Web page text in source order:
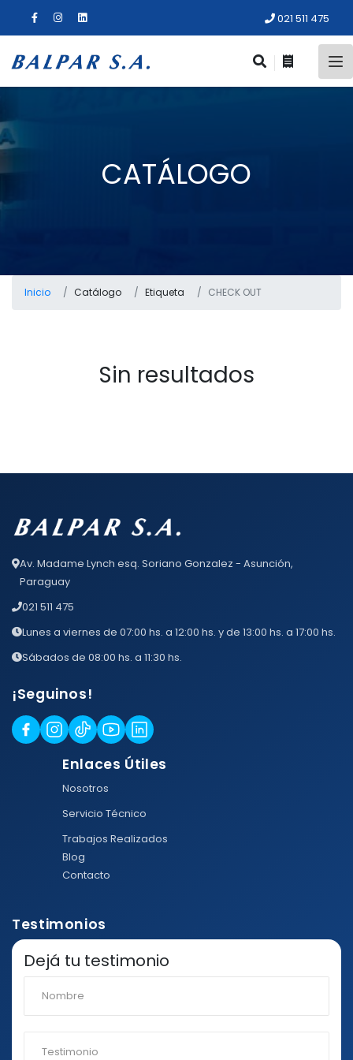
021 511 475
CATÁLOGO
Inicio Catálogo Etiqueta CHECK OUT
Sin resultados
Av. Madame Lynch esq. Soriano Gonzalez - Asunción,
Paraguay
021 511 475
Lunes a viernes de 07:00 hs. a 12:00 hs. y de 13:00 hs. a 17:00 hs.
Sábados de 08:00 hs. a 11:30 hs.
¡Seguinos!
Enlaces Útiles
Nosotros
Servicio Técnico
Trabajos Realizados
Blog
Contacto
Testimonios
Dejá tu testimonio